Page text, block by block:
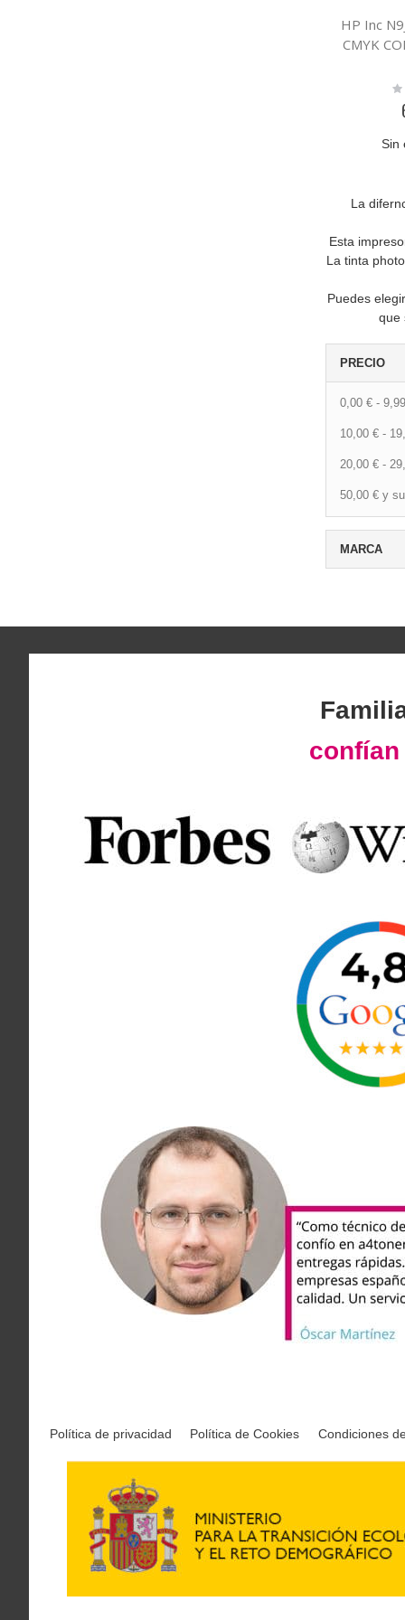
HP Inc
CMYK
Sin
La
Esta
La tinta
Puedes
que
PRECIO
0,00 €-
10,00 €-
20,00 €-
50,00 €y
MARCA
confían
Política de privacidad Política de Cookies Condiciones